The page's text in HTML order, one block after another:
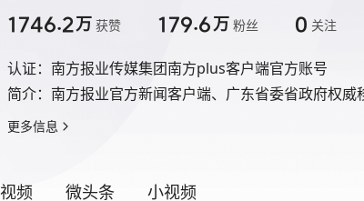
1746.2万 获赞 179.6万 粉丝 0 关注
认证： 南方报业传媒集团南方plus客户端官方账号
简介： 南方报业官方新闻客户端、广东省委省政府权威
更多信息
视频 微头条 小视频